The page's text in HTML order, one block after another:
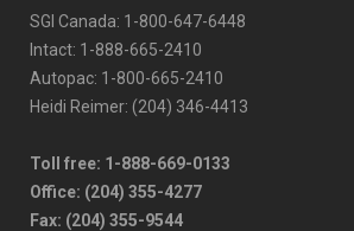
SGI Canada: 1-800-647-6448
Intact: 1-888-665-2410
Autopac: 1-800-665-2410
Heidi Reimer: (204) 346-4413
Toll free: 1-888-669-0133
Office: (204) 355-4277
Fax: (204) 355-9544